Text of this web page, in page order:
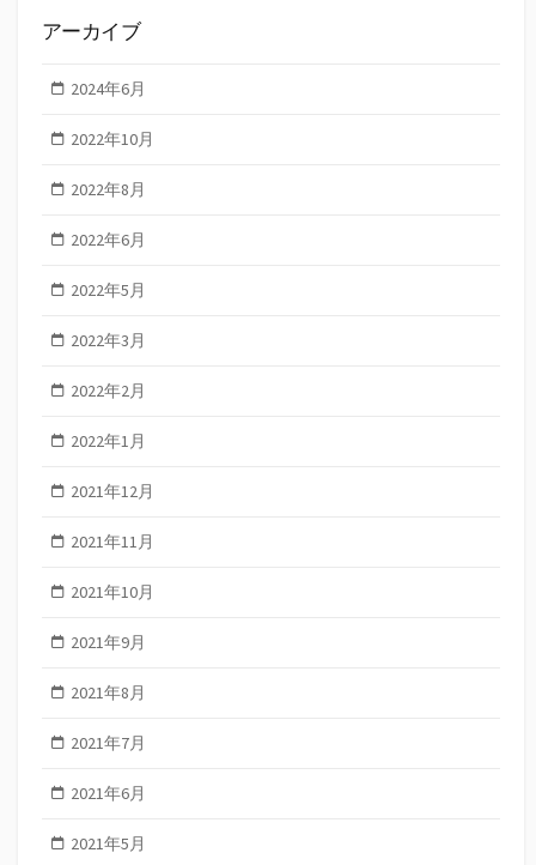
アーカイブ
2024年6月
2022年10月
2022年8月
2022年6月
2022年5月
2022年3月
2022年2月
2022年1月
2021年12月
2021年11月
2021年10月
2021年9月
2021年8月
2021年7月
2021年6月
2021年5月